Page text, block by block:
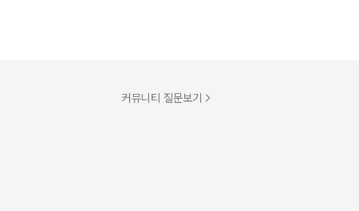
커뮤니티 질문보기